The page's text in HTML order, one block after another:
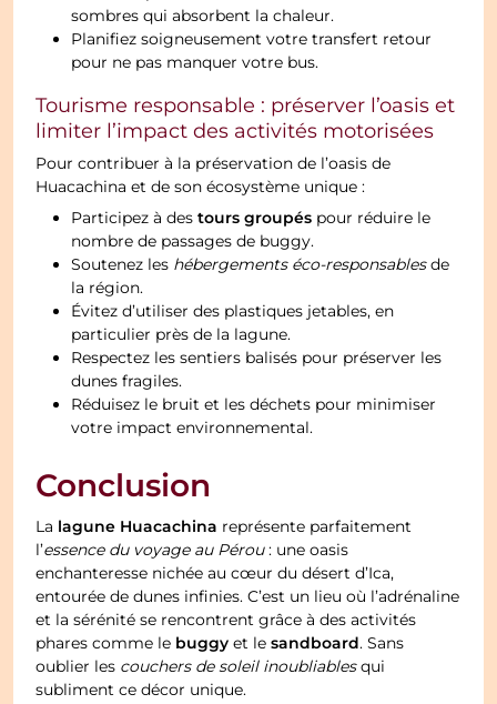
sombres qui absorbent la chaleur.
Planifiez soigneusement votre transfert retour
pour ne pas manquer votre bus.
Tourisme responsable : préserver l’oasis et
limiter l’impact des activités motorisées
Pour contribuer à la préservation de l’oasis de
Huacachina et de son écosystème unique :
Participez à destours groupés pour réduire le
nombre de passages de buggy.
Soutenez les hébergements éco-responsablesde
la région.
Évitez d’utiliser des plastiques jetables, en
particulier près de la lagune.
Respectez les sentiers balisés pour préserver les
dunes fragiles.
Réduisez le bruit et les déchets pour minimiser
votre impact environnemental.
Conclusion
La lagune Huacachina représente parfaitement
l’essence du voyage au Pérou: une oasis
enchanteresse nichée au cœur du désert d’Ica,
entourée de dunes infinies. C’est un lieu où l’adrénaline
et la sérénité se rencontrent grâce à des activités
phares comme le buggy et lesandboard. Sans
oublier les couchers de soleil inoubliablesqui
subliment ce décor unique.